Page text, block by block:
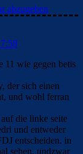
abzugeben
11 wie gegen betis
der sich einen
und wohl ferran
die linke seite
und entweder
entscheiden. in
sehen, undzwar